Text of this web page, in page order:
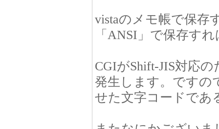
vistaのメモ帳で保存
「ANSI」で保存す
CGIがShift-JIS対応
発生します。ですの
せた文字コードであ